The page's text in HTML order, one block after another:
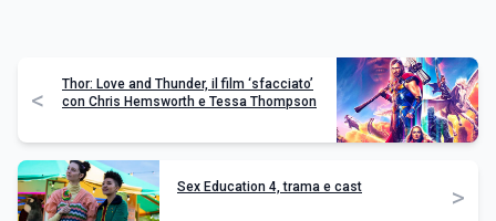
<
Thor: Love and Thunder, il film ‘sfacciato’
con Chris Hemsworth e Tessa Thompson
Sex Education 4, trama e cast >